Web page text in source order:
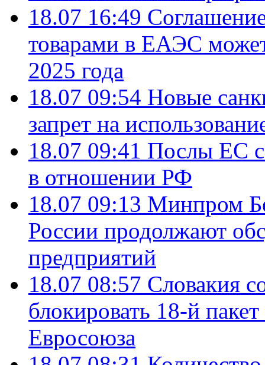
18.07 16:49
товарами в ЕАЭС
2025 года
18.07 09:54 Новые
запрет на
18.07 09:41 Послы ЕС
в отношении РФ
18.07 09:13 Минпром
России продолжают
предприятий
18.07 08:57 Словакия
блокировать 18-й
Евросоюза